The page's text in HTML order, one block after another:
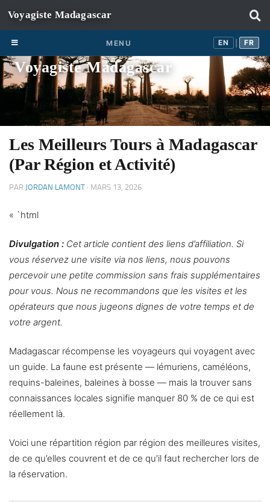
Skip to content
MENU EN FR
Voyagiste Madagascar
Les Meilleurs Tours à Madagascar
(Par Région et Activité)
PAR JORDAN LAMONT · MARS 13, 2026
« `html
Divulgation : Cet article contient des liens d’affiliation. Si
vous réservez une visite via nos liens, nous pouvons
percevoir une petite commission sans frais supplémentaires
pour vous. Nous ne recommandons que les visites et les
opérateurs que nous jugeons dignes de votre temps et de
votre argent.
Madagascar récompense les voyageurs qui voyagent avec
un guide. La faune est présente — lémuriens, caméléons,
requins-baleines, baleines à bosse — mais la trouver sans
connaissances locales signifie manquer 80 % de ce qui est
réellement là.
Voici une répartition région par région des meilleures visites,
de ce qu’elles couvrent et de ce qu’il faut rechercher lors de
la réservation.